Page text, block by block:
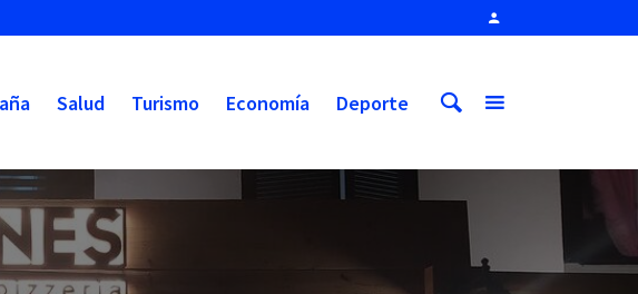
Salud Turismo Economía Deporte